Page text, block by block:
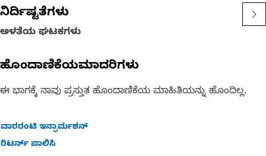
ನಿರ್ದಿಷ್ಟತೆಗಳು
ಅಳತೆಯ ಘಟಕಗಳು
ಹೊಂದಾಣಿಕೆಯಮಾದರಿಗಳು
ಈ ಭಾಗಕ್ಕೆ ನಾವು ಪ್ರಸ್ತುತ ಹೊಂದಾಣಿಕೆಯ ಮಾಹಿತಿಯನ್ನು ಹೊಂದಿಲ್ಲ.
ವಾರರಂಟಿ ಇನ್ಫಾರ್ಮಶನ್
ರಿಟರ್ನ್ ಪಾಲಿಸಿ